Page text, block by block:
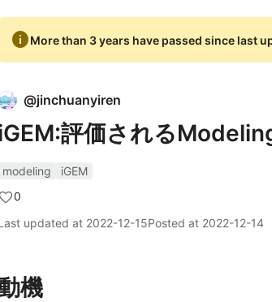
infoMore than 3 years have passed since last
@jinchuanyiren
評価される
modeling
iGEM
0
updated at 2022-12-15Posted at 2022-12-14
機